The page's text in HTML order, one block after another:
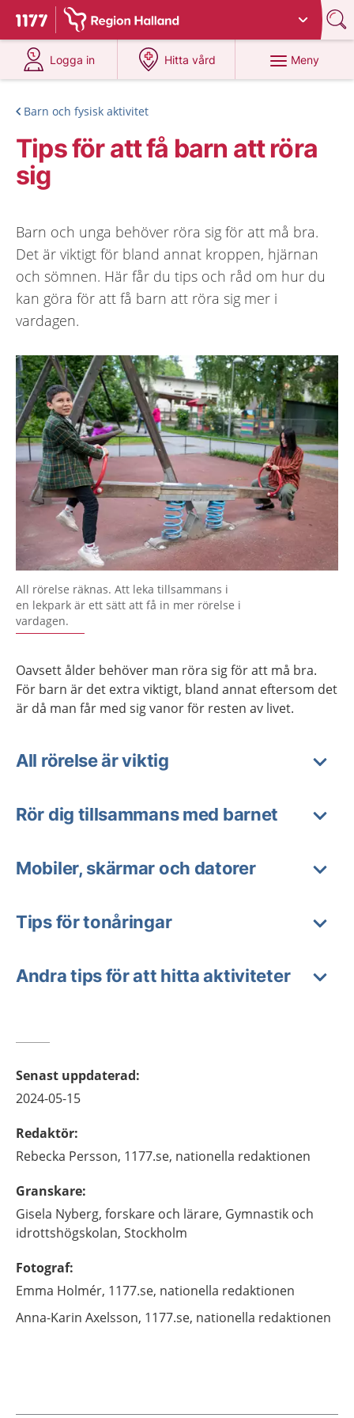
Till startsidan för 1177
Du har valt region Halland
Logga in
på 1177.se
Hitta vård
på 1177.se
Meny
Barn och fysisk aktivitet
Tips för att få barn att röra
sig
Barn och unga behöver röra sig för att må bra.
Det är viktigt för bland annat kroppen, hjärnan
och sömnen. Här får du tips och råd om hur du
kan göra för att få barn att röra sig mer i
vardagen.
All rörelse räknas. Att leka tillsammans i
en lekpark är ett sätt att få in mer rörelse i
vardagen.
Oavsett ålder behöver man röra sig för att må bra.
För barn är det extra viktigt, bland annat eftersom det
är då man får med sig vanor för resten av livet.
All rörelse är viktig
Rör dig tillsammans med barnet
Mobiler, skärmar och datorer
Tips för tonåringar
Andra tips för att hitta aktiviteter
Senast uppdaterad:
2024-05-15
Redaktör:
Rebecka Persson, 1177.se, nationella redaktionen
Granskare:
Gisela Nyberg, forskare och lärare, Gymnastik och
idrottshögskolan, Stockholm
Fotograf:
Emma Holmér, 1177.se, nationella redaktionen
Anna-Karin Axelsson, 1177.se, nationella redaktionen